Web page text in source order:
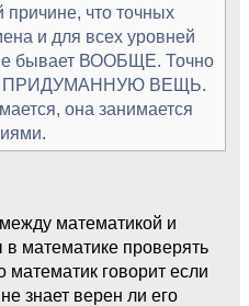
причине, что точных
и для всех уровней
бывает ВООБЩЕ. Точно
ПРИДУМАННУЮ ВЕЩЬ.
она занимается
математикой и
математике проверять
говорит если
знает верен ли его